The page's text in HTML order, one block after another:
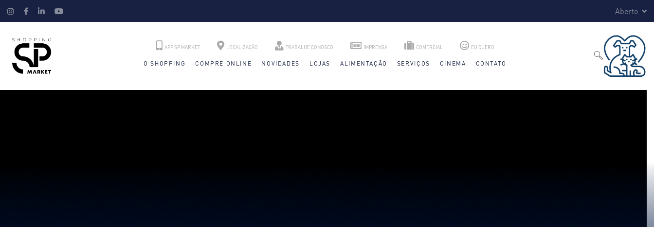
Aberto
APP SP MARKET LOCALIZAÇÃO TRABALHE CONOSCO IMPRENSA COMERCIAL EU QUERO
O SHOPPING COMPRE ONLINE NOVIDADES LOJAS ALIMENTAÇÃO SERVIÇOS CINEMA CONTATO